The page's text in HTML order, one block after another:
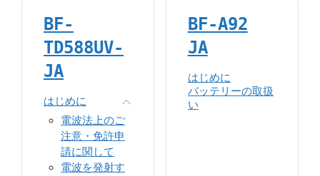
BF-
TD588UV-
JA
はじめに
電波法上のご
注意・免許申
請に関して
電波を発射す
BF-A92
JA
はじめに
バッテリーの取扱
い